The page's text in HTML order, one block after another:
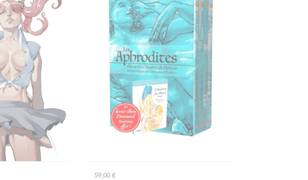
59,00 €